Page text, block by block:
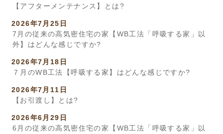
【アフターメンテナンス】とは?
2026年7月25日
7月の従来の高気密住宅の家【WB工法「呼吸する家」以
外】はどんな感じですか?
2026年7月18日
７月のWB工法【呼吸する家】はどんな感じですか?
2026年7月11日
【お引渡し】とは?
2026年6月29日
6月の従来の高気密住宅の家【WB工法「呼吸する家」以